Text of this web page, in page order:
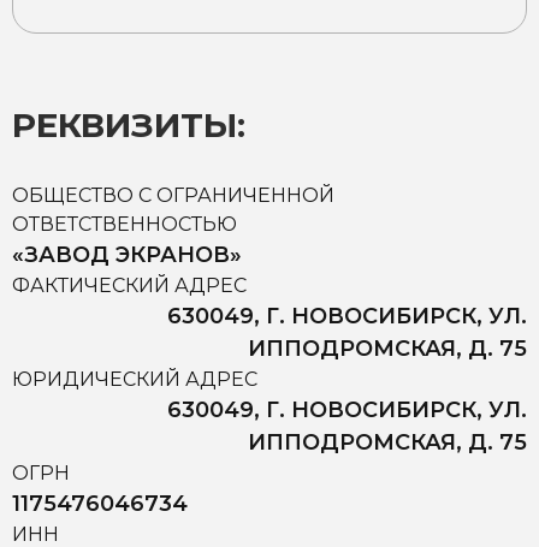
РЕКВИЗИТЫ:
ОБЩЕСТВО С ОГРАНИЧЕННОЙ
ОТВЕТСТВЕННОСТЬЮ
«ЗАВОД ЭКРАНОВ»
ФАКТИЧЕСКИЙ АДРЕС
630049, Г. НОВОСИБИРСК, УЛ.
ИППОДРОМСКАЯ, Д. 75
ЮРИДИЧЕСКИЙ АДРЕС
630049, Г. НОВОСИБИРСК, УЛ.
ИППОДРОМСКАЯ, Д. 75
ОГРН
1175476046734
ИНН